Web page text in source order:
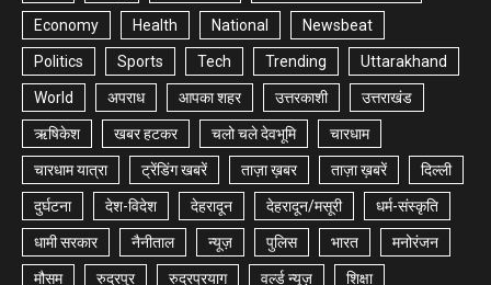
Economy Health National Newsbeat
Politics Sports Tech Trending Uttarakhand
World अपराध आपका शहर उत्तरकाशी उत्तराखंड
ऋषिकेश खबर हटकर चलो चले देवभूमि चारधाम
चारधाम यात्रा ट्रेंडिंग खबरें ताज़ा ख़बर ताज़ा ख़बरें दिल्ली
दुर्घटना देश-विदेश देहरादून देहरादून/मसूरी धर्म-संस्कृति
धामी सरकार नैनीताल न्यूज़ पुलिस भारत मनोरंजन
मौसम रुद्रपुर रुद्रप्रयाग वर्ल्ड न्यूज़ शिक्षा